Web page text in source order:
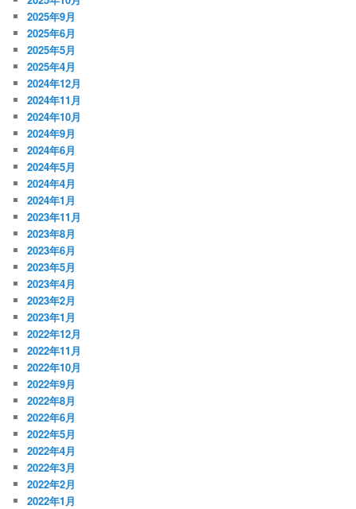
2025年9月
2025年6月
2025年5月
2025年4月
2024年12月
2024年11月
2024年10月
2024年9月
2024年6月
2024年5月
2024年4月
2024年1月
2023年11月
2023年8月
2023年6月
2023年5月
2023年4月
2023年2月
2023年1月
2022年12月
2022年11月
2022年10月
2022年9月
2022年8月
2022年6月
2022年5月
2022年4月
2022年3月
2022年2月
2022年1月